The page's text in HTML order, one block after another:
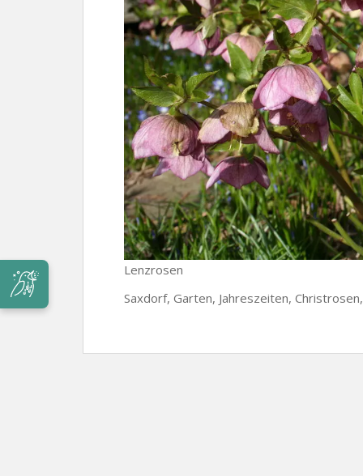
Lenzrosen
Saxdorf, Garten, Jahreszeiten,